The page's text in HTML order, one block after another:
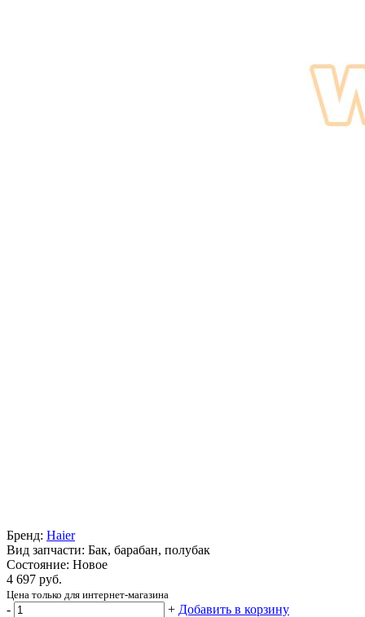
Бренд: Haier
Вид запчасти: Бак, барабан, полубак
Состояние: Новое
4 697 руб.
Цена только для интернет-магазина
- + Добавить в корзину